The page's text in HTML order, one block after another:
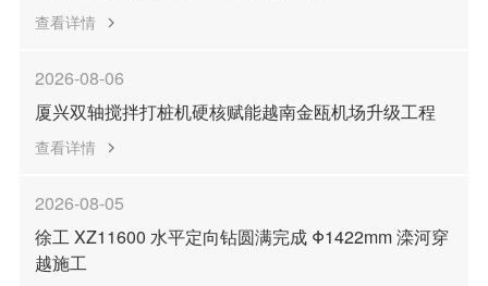
查看详情
2026-08-06
厦兴双轴搅拌打桩机硬核赋能越南金瓯机场升级工程
查看详情
2026-08-05
徐工 XZ11600 水平定向钻圆满完成 Φ1422mm 滦河穿
越施工